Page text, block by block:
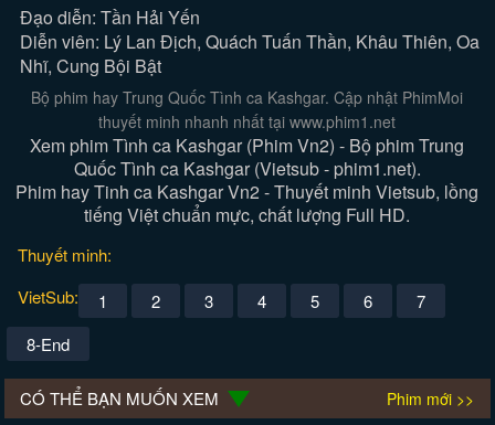
Đạo diễn: Tần Hải Yến
Diễn viên: Lý Lan Địch, Quách Tuấn Thần, Khâu Thiên, Oa
Nhĩ, Cung Bội Bật
Bộ phim hay Trung Quốc Tình ca Kashgar. Cập nhật PhimMoi
thuyết minh nhanh nhất tại www.phim1.net
Xem phim Tình ca Kashgar (Phim Vn2) - Bộ phim Trung
Quốc Tình ca Kashgar (Vietsub - phim1.net).
Phim hay Tinh ca Kashgar Vn2 - Thuyết minh Vietsub, lồng
tiếng Việt chuẩn mực, chất lượng Full HD.
Thuyết minh:
VietSub:
1 2 3 4 5 6
7
8-End
CÓ THỂ BẠN MUỐN XEM Phim mới >>